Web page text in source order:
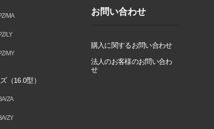
MA
LY
MY
（16.0型）
ZA
ZY
お問い合わせ
購入に関するお問い合わせ
法人のお客様のお問い合わ
せ